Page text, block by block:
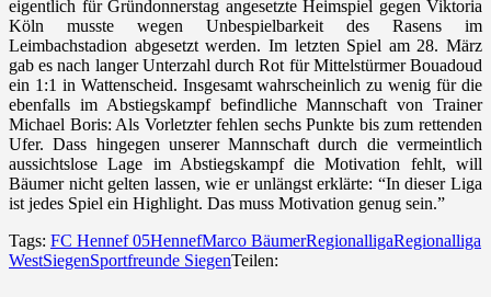
eigentlich für Gründonnerstag angesetzte Heimspiel gegen Viktoria
Köln musste wegen Unbespielbarkeit des Rasens im
Leimbachstadion abgesetzt werden. Im letzten Spiel am 28. März
gab es nach langer Unterzahl durch Rot für Mittelstürmer Bouadoud
ein 1:1 in Wattenscheid. Insgesamt wahrscheinlich zu wenig für die
ebenfalls im Abstiegskampf befindliche Mannschaft von Trainer
Michael Boris: Als Vorletzter fehlen sechs Punkte bis zum rettenden
Ufer. Dass hingegen unserer Mannschaft durch die vermeintlich
aussichtslose Lage im Abstiegskampf die Motivation fehlt, will
Bäumer nicht gelten lassen, wie er unlängst erklärte: “In dieser Liga
ist jedes Spiel ein Highlight. Das muss Motivation genug sein.”
Tags: FC Hennef 05HennefMarco BäumerRegionalligaRegionalliga
WestSiegenSportfreunde SiegenTeilen: